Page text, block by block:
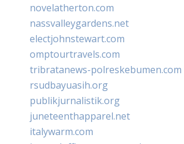
novelatherton.com
nassvalleygardens.net
electjohnstewart.com
omptourtravels.com
tribratanews-polreskebumen.com
rsudbayuasih.org
publikjurnalistik.org
juneteenthapparel.net
italywarm.com